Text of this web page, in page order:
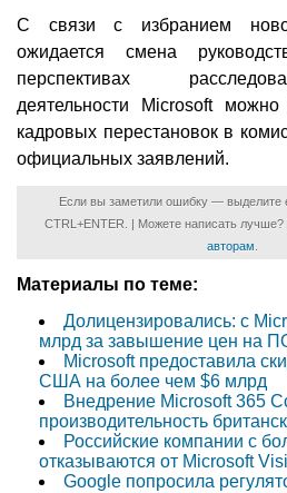
С связи с избранием
ожидается смена
перспективах
деятельности Microsoft
кадровых перестановок в
официальных заявлений.
Если вы заметили ошибку —
CTRL+ENTER. | Можете написать
авторам
Материалы по теме:
Долицензировались: с
млрд за завышение цен на
Microsoft предоставила
США на более чем $6 млрд
Внедрение Microsoft 365
производительность
Российские компании с
отказываются от Microsoft
Google попросила